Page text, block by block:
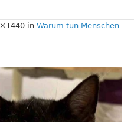
in Warum tun Menschen